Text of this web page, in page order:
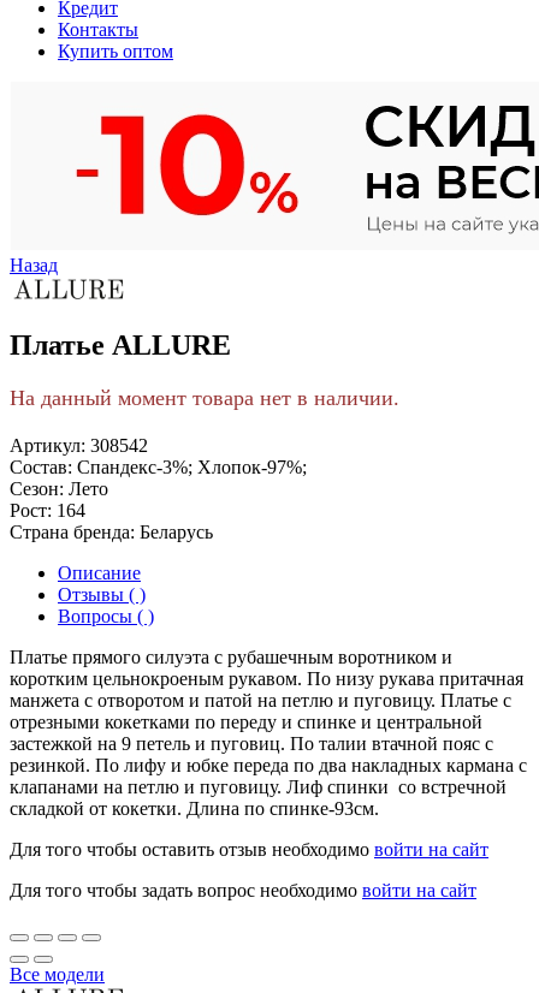
Кредит
Контакты
Купить оптом
Назад
Платье ALLURE
На данный момент товара нет в наличии.
Артикул: 308542
Состав: Спандекс-3%; Хлопок-97%;
Сезон: Лето
Рост: 164
Страна бренда: Беларусь
Описание
Отзывы ( )
Вопросы ( )
Платье прямого силуэта с рубашечным воротником и
коротким цельнокроеным рукавом. По низу рукава притачная
манжета с отворотом и патой на петлю и пуговицу. Платье с
отрезными кокетками по переду и спинке и центральной
застежкой на 9 петель и пуговиц. По талии втачной пояс с
резинкой. По лифу и юбке переда по два накладных кармана с
клапанами на петлю и пуговицу. Лиф спинки со встречной
складкой от кокетки. Длина по спинке-93см.
Для того чтобы оставить отзыв необходимо войти на сайт
Для того чтобы задать вопрос необходимо войти на сайт
Все модели